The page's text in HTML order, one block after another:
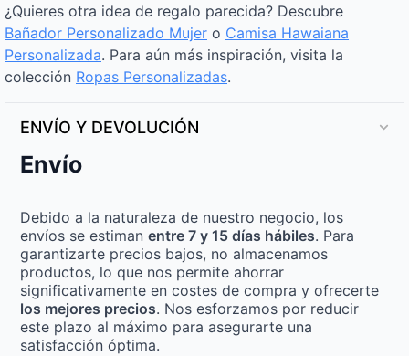
¿Quieres otra idea de regalo parecida? Descubre
Bañador Personalizado Mujer o Camisa Hawaiana
Personalizada. Para aún más inspiración, visita la
colección Ropas Personalizadas.
ENVÍO Y DEVOLUCIÓN
Envío
Debido a la naturaleza de nuestro negocio, los
envíos se estiman entre 7 y 15 días hábiles. Para
garantizarte precios bajos, no almacenamos
productos, lo que nos permite ahorrar
significativamente en costes de compra y ofrecerte
los mejores precios. Nos esforzamos por reducir
este plazo al máximo para asegurarte una
satisfacción óptima.